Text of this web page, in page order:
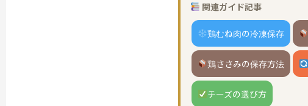
関連ガイド記事
鶏むね肉の冷凍保存
鶏ささみの保存方法
チーズの選び方